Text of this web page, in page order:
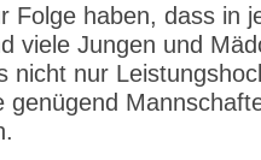
Folge haben, dass in
viele Jungen und
nicht nur
genügend